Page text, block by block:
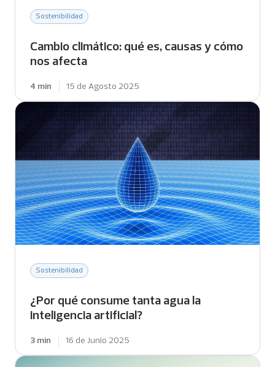
Cambio climático: qué es, causas y cómo
nos afecta
Sostenibilidad
4 min 15 de Agosto 2025
¿Por qué consume tanta agua la
inteligencia artificial?
Sostenibilidad
3 min 16 de Junio 2025